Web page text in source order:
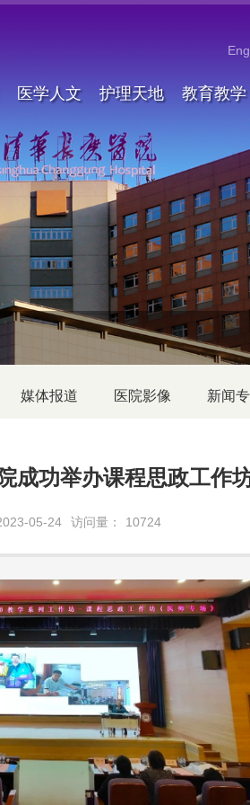
医学人文 护理天地 教育教学
媒体报道 医院影像 新闻
成功举办课程思政工作
05-24 访问量： 10724